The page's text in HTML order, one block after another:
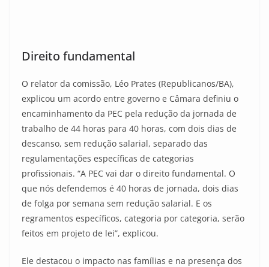
Direito fundamental
O relator da comissão, Léo Prates (Republicanos/BA),
explicou um acordo entre governo e Câmara definiu o
encaminhamento da PEC pela redução da jornada de
trabalho de 44 horas para 40 horas, com dois dias de
descanso, sem redução salarial, separado das
regulamentações específicas de categorias
profissionais. “A PEC vai dar o direito fundamental. O
que nós defendemos é 40 horas de jornada, dois dias
de folga por semana sem redução salarial. E os
regramentos específicos, categoria por categoria, serão
feitos em projeto de lei”, explicou.
Ele destacou o impacto nas famílias e na presença dos